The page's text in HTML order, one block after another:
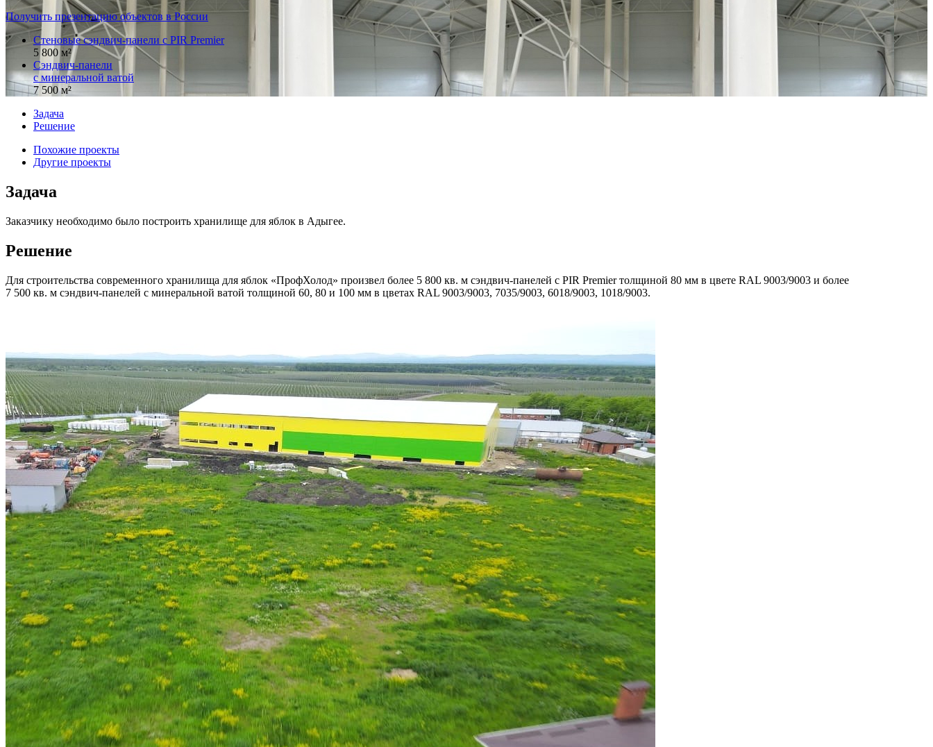
Получить презентацию объектов в России
Стеновые сэндвич-панели с PIR Premier
5 800 м²
Сэндвич-панели
с минеральной ватой
7 500 м²
Задача
Решение
Похожие проекты
Другие проекты
Задача
Заказчику необходимо было построить хранилище для яблок в Адыгее.
Решение
Для строительства современного хранилища для яблок «ПрофХолод» произвел более 5 800 кв. м сэндвич-панелей с PIR Premier толщиной 80 мм в цвете RAL 9003/9003 и более
7 500 кв. м сэндвич-панелей с минеральной ватой толщиной 60, 80 и 100 мм в цветах RAL 9003/9003, 7035/9003, 6018/9003, 1018/9003.